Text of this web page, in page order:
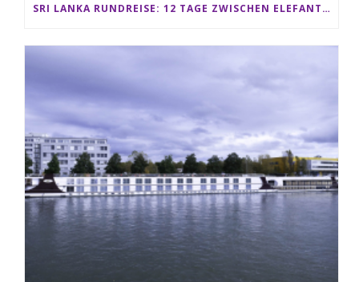
SRI LANKA RUNDREISE: 12 TAGE ZWISCHEN ELEFANTEN, TEEPLANTAGEN & STRAND ALS FAMILIE